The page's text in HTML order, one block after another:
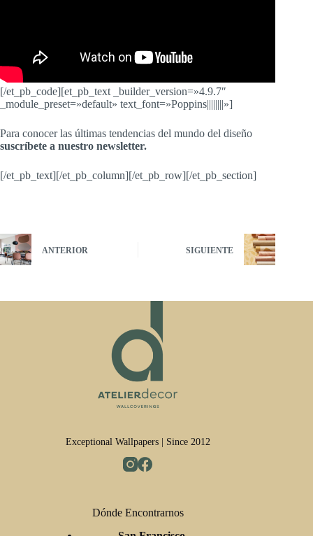
[/et_pb_code][et_pb_text _builder_version=»4.9.7″
_module_preset=»default» text_font=»Poppins||||||||»]
Para conocer las últimas tendencias del mundo del diseño
suscríbete a nuestro newsletter.
[/et_pb_text][/et_pb_column][/et_pb_row][/et_pb_section]
ANTERIOR SIGUIENTE
Exceptional Wallpapers | Since 2012
Dónde Encontrarnos